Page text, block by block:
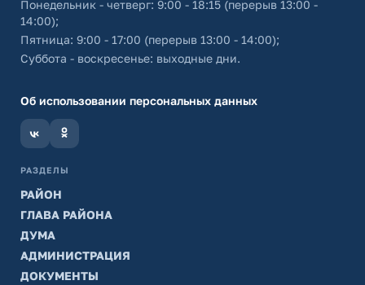
Понедельник - четверг: 9:00 - 18:15 (перерыв 13:00 -
14:00);
Пятница: 9:00 - 17:00 (перерыв 13:00 - 14:00);
Суббота - воскресенье: выходные дни.
Об использовании персональных данных
РАЗДЕЛЫ
РАЙОН
ГЛАВА РАЙОНА
ДУМА
АДМИНИСТРАЦИЯ
ДОКУМЕНТЫ